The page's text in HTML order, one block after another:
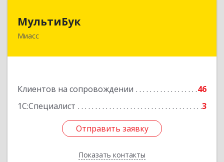
МультиБук
Миасс
Клиентов на сопровождении
46
1С:Специалист
3
Отправить заявку
Показать контакты
456318, Челябинская обл, Миасс г, Жуковского
Отправить заявку
Назад